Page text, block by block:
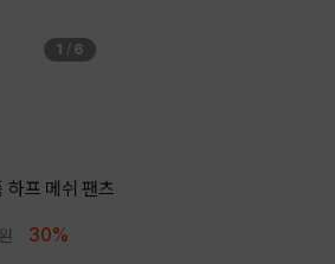
1 / 6
프 메쉬 팬츠
원 30%